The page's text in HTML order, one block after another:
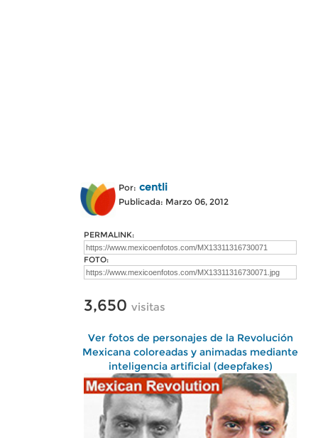
Por: centli
Publicada: Marzo 06, 2012
PERMALINK:
FOTO:
3,650 visitas
Ver fotos de personajes de la Revolución
Mexicana coloreadas y animadas mediante
inteligencia artificial (deepfakes)